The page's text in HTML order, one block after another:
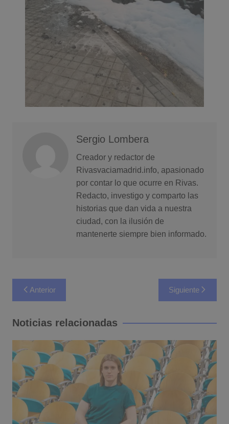
Sergio Lombera
Creador y redactor de
Rivasvaciamadrid.info, apasionado
por contar lo que ocurre en Rivas.
Redacto, investigo y comparto las
historias que dan vida a nuestra
ciudad, con la ilusión de
mantenerte siempre bien informado.
Navegación
de
entradas
Anterior Siguiente
Noticias relacionadas